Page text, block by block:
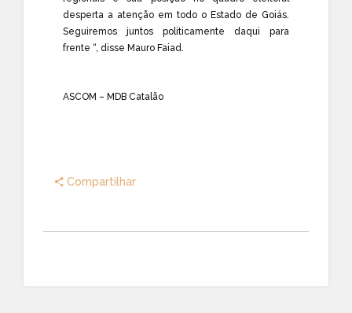
desperta a atenção em todo o Estado de Goiás.
Seguiremos juntos politicamente daqui para
frente “, disse Mauro Faiad.
ASCOM – MDB Catalão
Compartilhar